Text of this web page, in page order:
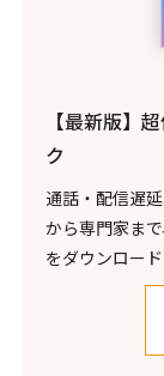
【最新版】
ク
通話・配信遅
から専門家ま
をダウンロード